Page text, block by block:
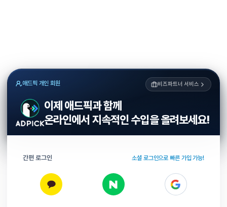
애드픽 개인 회원 비즈파트너 서비스
이제 애드픽과 함께
온라인에서 지속적인 수입을 올려보세요!
간편 로그인 소셜 로그인으로 빠른 가입 가능!